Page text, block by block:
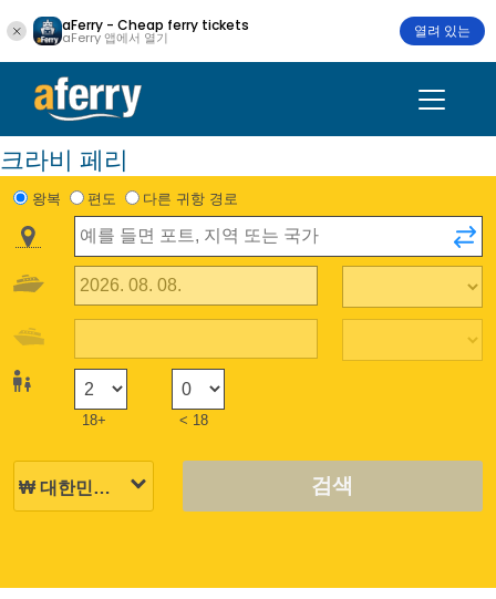
aFerry - Cheap ferry tickets
aFerry 앱에서 열기 열려 있는
크라비 페리
왕복 편도 다른 귀항 경로
18+ < 18
검색